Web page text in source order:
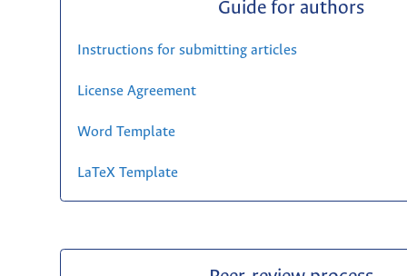
Guide for authors
Instructions for submitting articles
License Agreement
Word Template
LaTeX Template